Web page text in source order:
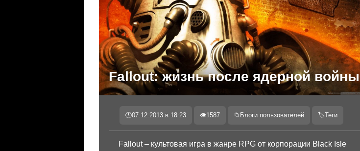
Fallout: жизнь после ядерной войны
🕒07.12.2013 в 18:23 👁1587 📁 Блоги пользователей 🏷Теги
Fallout – культовая игра в жанре RPG от корпорации Black Isle